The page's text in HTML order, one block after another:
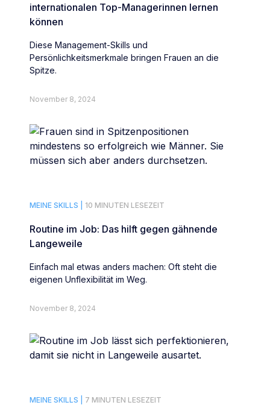
internationalen Top-Managerinnen lernen
können
Diese Management-Skills und
Persönlichkeitsmerkmale bringen Frauen an die
Spitze.
November 8, 2024
MEINE SKILLS | 10 MINUTEN LESEZEIT
Routine im Job: Das hilft gegen gähnende
Langeweile
Einfach mal etwas anders machen: Oft steht die
eigenen Unflexibilität im Weg.
November 8, 2024
MEINE SKILLS | 7 MINUTEN LESEZEIT